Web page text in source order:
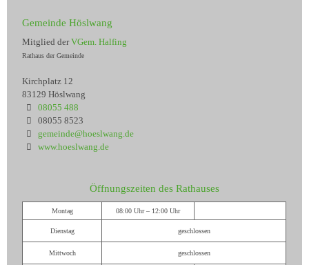
Gemeinde Höslwang
Mitglied derVGem. Halfing
Rathaus der Gemeinde
Kirchplatz 12
83129 Höslwang
08055 488
08055 8523
gemeinde@hoeslwang.de
www.hoeslwang.de
Öffnungszeiten des Rathauses
Montag 08:00 Uhr – 12:00 Uhr
Dienstag geschlossen
Mittwoch geschlossen